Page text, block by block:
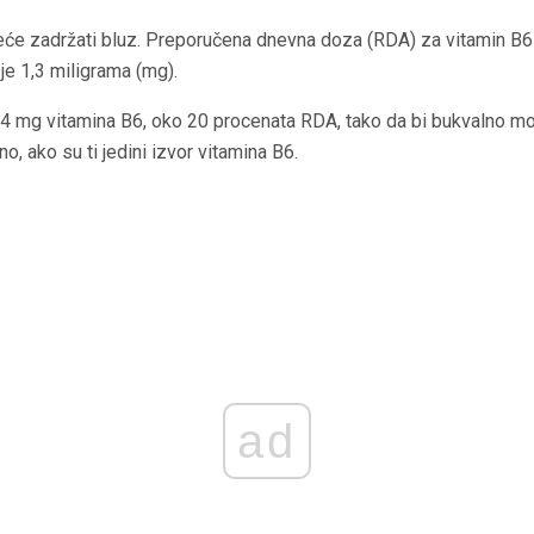
zadržati bluz. Preporučena dnevna doza (RDA) za vitamin
1,3 miligrama (mg).
mg vitamina B6, oko 20 procenata RDA, tako da bi bukvalno
ako su ti jedini izvor vitamina B6.
ad